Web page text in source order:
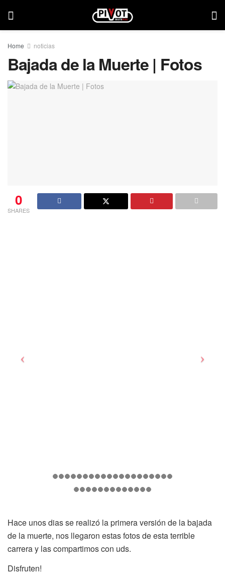
Home noticias
Bajada de la Muerte | Fotos
0
SHARES
Hace unos dias se realizó la primera versión de la bajada
de la muerte, nos llegaron estas fotos de esta terrible
carrera y las compartimos con uds.
Disfruten!